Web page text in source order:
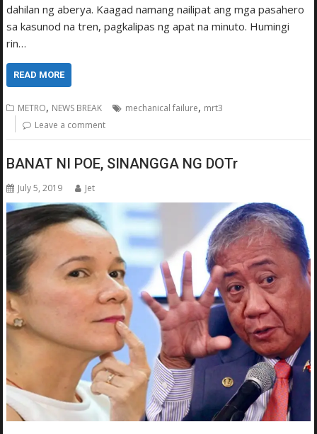
dahilan ng aberya. Kaagad namang nailipat ang mga pasahero
sa kasunod na tren, pagkalipas ng apat na minuto. Humingi
rin…
READ MORE
METRO, NEWS BREAK mechanical failure, mrt3
Leave a comment
BANAT NI POE, SINANGGA NG DOTr
July 5, 2019 Jet